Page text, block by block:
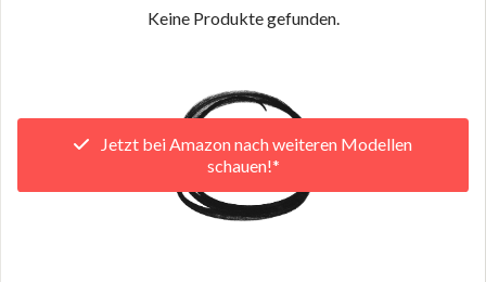
Keine Produkte gefunden.
Jetzt bei Amazon nach weiteren Modellen
schauen!*